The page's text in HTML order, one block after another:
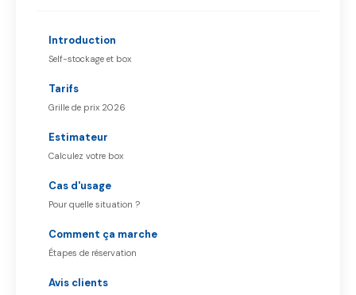
Introduction
Self-stockage et box
Tarifs
Grille de prix 2026
Estimateur
Calculez votre box
Cas d'usage
Pour quelle situation ?
Comment ça marche
Étapes de réservation
Avis clients